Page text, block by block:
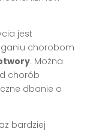
jest
chorobom
. Można
chorób
dbanie o
bardziej